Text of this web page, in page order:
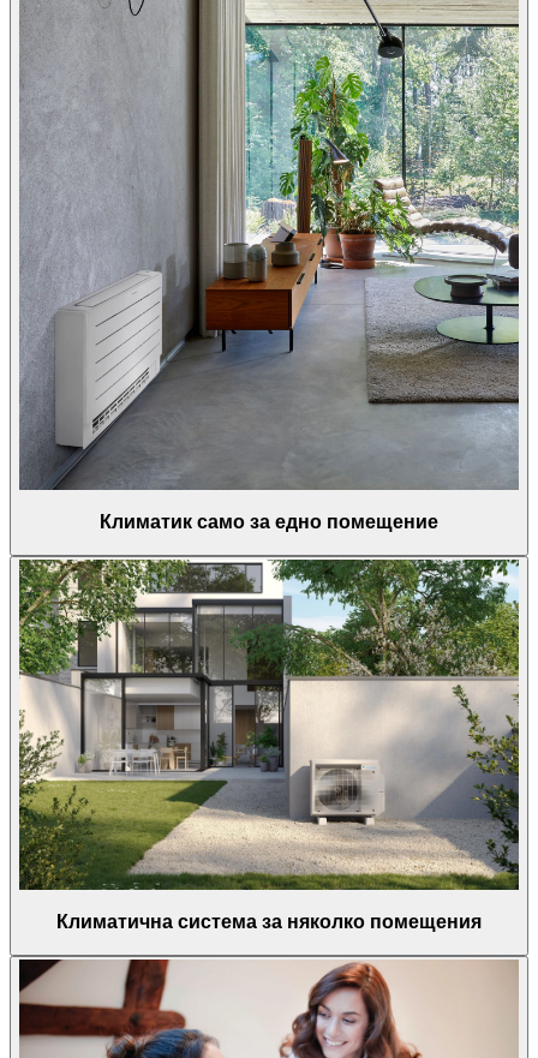
Климатик само за едно помещение
Климатична система за няколко помещения